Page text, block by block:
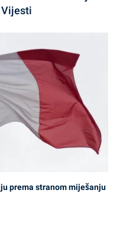
Vijesti
prema stranom miješanju